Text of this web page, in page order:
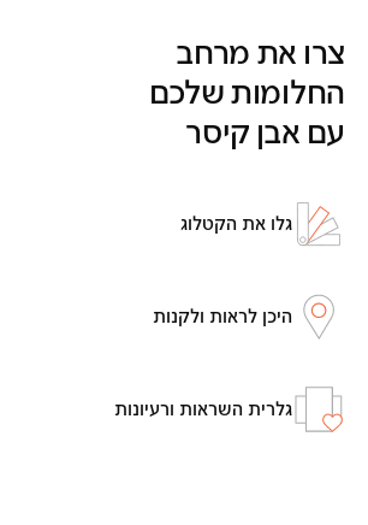
צרו את מרחב
החלומות שלכם
עם אבן קיסר
גלו את הקטלוג
היכן לראות ולקנות
גלרית השראות ורעיונות